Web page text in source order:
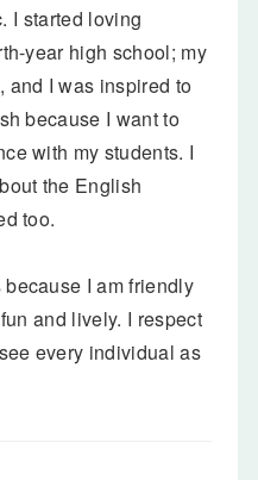
I started loving
year high school; my
and I was inspired to
because I want to
with my students. I
the English
too.
I am friendly
and lively. I respect
every individual as